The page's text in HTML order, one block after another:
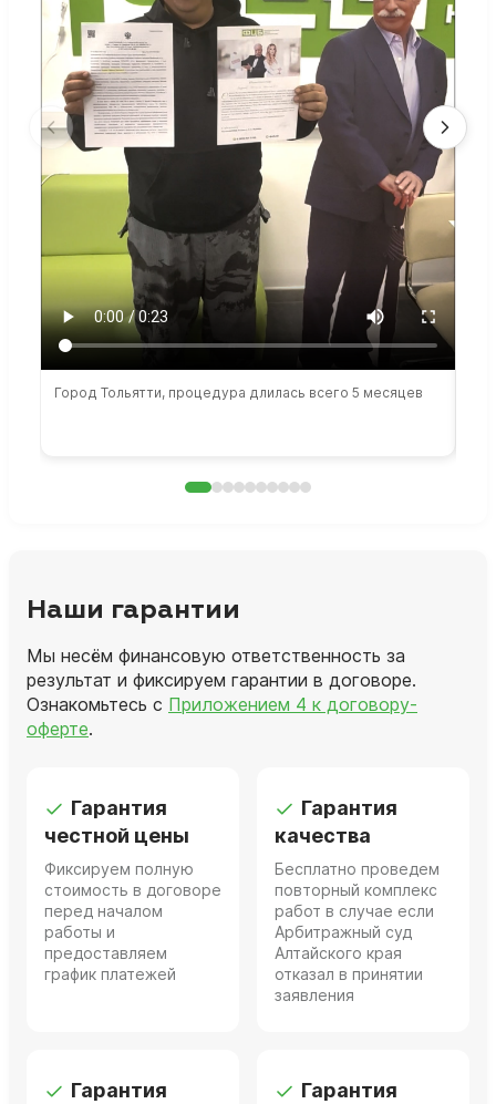
Город Тольятти, процедура длилась всего 5 месяцев
Наши гарантии
Мы несём финансовую ответственность за
результат и фиксируем гарантии в договоре.
Ознакомьтесь с Приложением 4 к договору-
оферте.
Гарантия
честной цены
Фиксируем полную
стоимость в договоре
перед началом
работы и
предоставляем
график платежей
Гарантия
качества
Бесплатно проведем
повторный комплекс
работ в случае если
Арбитражный суд
Алтайского края
отказал в принятии
заявления
Гарантия Гарантия